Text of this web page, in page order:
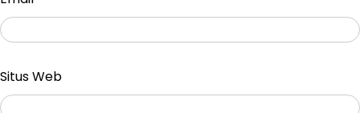
Situs Web